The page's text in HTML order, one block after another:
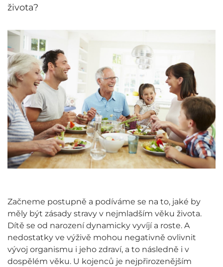
života?
Začneme postupně a podíváme se na to, jaké by
měly být zásady stravy v nejmladším věku života.
Dítě se od narození dynamicky vyvíjí a roste. A
nedostatky ve výživě mohou negativně ovlivnit
vývoj organismu i jeho zdraví, a to následně i v
dospělém věku. U kojenců je nejpřirozenějším